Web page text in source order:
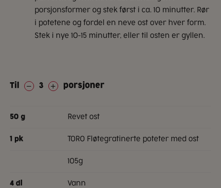
Til 3 porsjoner
50 g revet ost
1 pk TORO Fløtegratinerte poteter med ost
105g
4 dl vann
porsjonsformer og stek først i ca. 10 minutter. Rør
i potetene og fordel en neve ost over hver form.
Stek i nye 10-15 minutter, eller til osten er gyllen.